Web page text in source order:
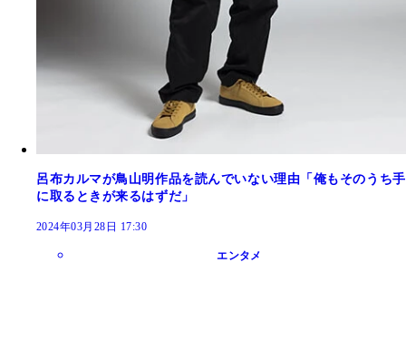
呂布カルマが鳥山明作品を読んでいない理由「俺もそのうち手
に取るときが来るはずだ」
2024年03月28日 17:30
エンタメ